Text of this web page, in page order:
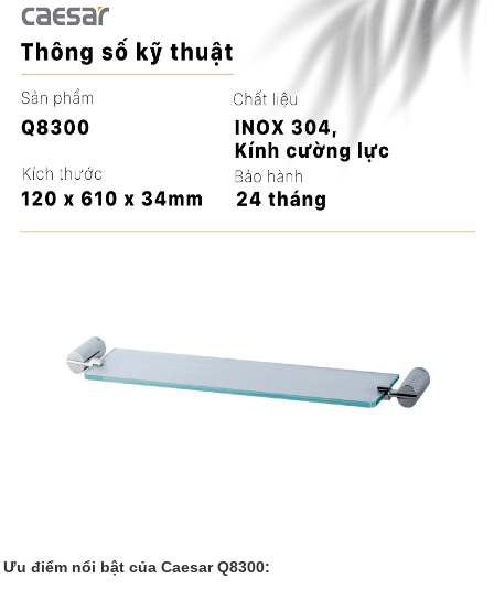
Ưu điểm nổi bật của Caesar Q8300: